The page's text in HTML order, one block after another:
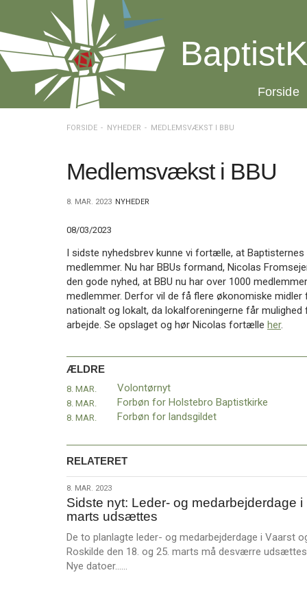
over
og
gå
Vend
tilbage
Værktøjskassen
BaptistKirken
Inspiration
BaptistKirken
20.0:
Forside
FORSIDE NYHEDER MEDLEMSVÆKST I BBU
Medlemsvækst i BBU
8. MAR. 2023 NYHEDER
08/03/2023
I sidste nyhedsbrev kunne vi fortælle, at
medlemmer. Nu har BBUs formand, Nicolas
den gode nyhed, at BBU nu har over 1000
medlemmer. Derfor vil de få flere økonomiske
nationalt og lokalt, da lokalforeningerne får
arbejde. Se opslaget og hør Nicolas fortælle her.
ÆLDRE
8. MAR. Volontørnyt
8. MAR. Forbøn for Holstebro Baptistkirke
8. MAR. Forbøn for landsgildet
RELATERET
8.
mar.
2023
8. MAR. 2023
Sidste nyt: Leder- og medarbejderdage i
marts udsættes
De to planlagte leder- og medarbejderdage i Vaarst
Roskilde den 18. og 25. marts må desværre
Nye datoer……